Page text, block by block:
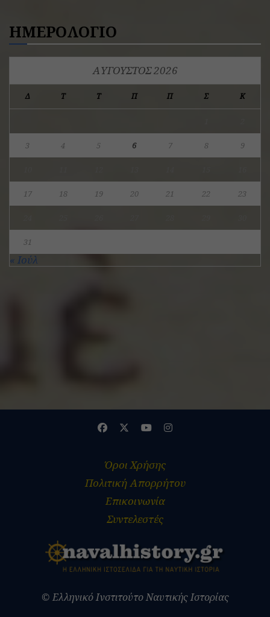
ΗΜΕΡΟΛΟΓΙΟ
ΑΎΓΟΥΣΤΟΣ 2026
Δ Τ Τ Π Π Σ Κ
3 4 5 6 7 8 9
17 18 19 20 21 22 23
31
« Ιούλ
Όροι Χρήσης
Πολιτική Απορρήτου
Επικοινωνία
Συντελεστές
© Ελληνικό Ινστιτούτο Ναυτικής Ιστορίας